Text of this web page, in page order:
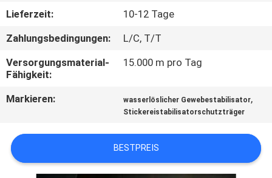
EIN
ANGEBOT
SITEMAP
PRIVACY
POLICY
Lieferzeit:
10-12 Tage
Zahlungsbedingungen:
L/C, T/T
Versorgungsmaterial-
Fähigkeit:
15.000 m pro Tag
Markieren: wasserlöslicher Gewebestabilisator,
Stickereistabilisatorschutzträger
BESTPREIS